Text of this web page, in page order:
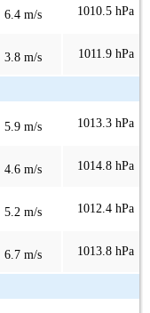
6.4 m/s 1010.5 hPa
3.8 m/s 1011.9 hPa
5.9 m/s 1013.3 hPa
4.6 m/s 1014.8 hPa
5.2 m/s 1012.4 hPa
6.7 m/s 1013.8 hPa